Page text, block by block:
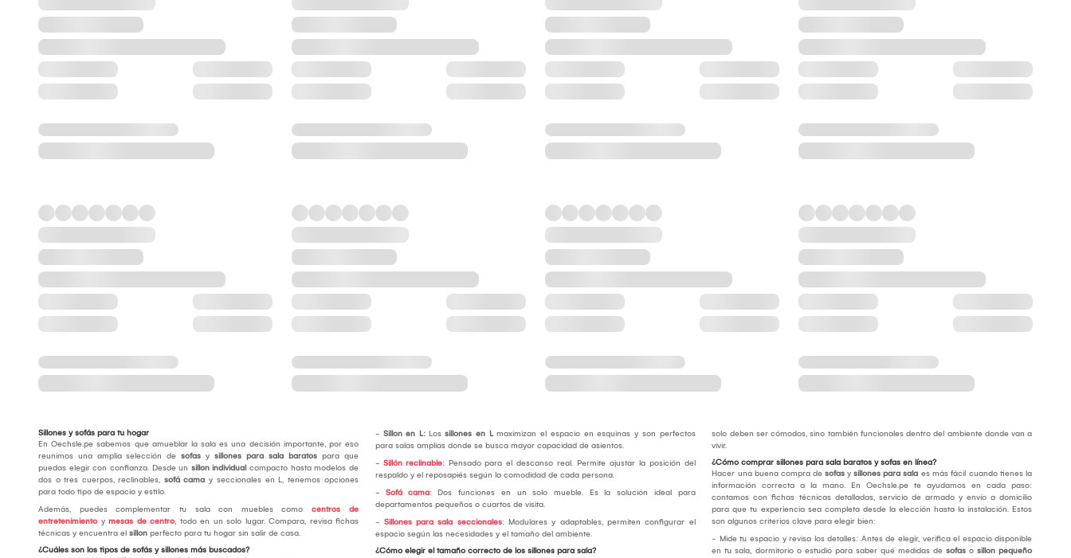
Sillones y sofás para tu hogar
En Oechsle.pe sabemos que amueblar la sala es una decisión importante, por eso
reunimos una amplia selección de sofas y sillones para sala baratos para que
puedas elegir con confianza. Desde un sillon individual compacto hasta modelos de
dos o tres cuerpos, reclinables, sofá cama y seccionales en L, tenemos opciones
para todo tipo de espacio y estilo.
Además, puedes complementar tu sala con muebles como centros de
entretenimiento y mesas de centro, todo en un solo lugar. Compara, revisa fichas
técnicas y encuentra el sillon perfecto para tu hogar sin salir de casa.
¿Cuáles son los tipos de sofás y sillones más buscados?
- Sillon en L:Lossillones en Lmaximizan el espacio en esquinas y son perfectos
para salas amplias donde se busca mayor capacidad de asientos.
- Sillón reclinable: Pensado para el descanso real. Permite ajustar la posición del
respaldo y el reposapiés según la comodidad de cada persona.
- Sofá cama: Dos funciones en un solo mueble. Es la solución ideal para
departamentos pequeños o cuartos de visita.
- Sillones para sala seccionales: Modulares y adaptables, permiten configurar el
espacio según las necesidades y el tamaño del ambiente.
¿Cómo elegir el tamaño correcto de los sillones para sala?
solo deben ser cómodos, sino también funcionales dentro del ambiente donde van a
vivir.
¿Cómo comprar sillones para sala baratos y sofas en línea?
Hacer una buena compra desofas ysillones para sala es más fácil cuando tienes la
información correcta a la mano. En Oechsle.pe te ayudamos en cada paso:
contamos con fichas técnicas detalladas, servicio de armado y envío a domicilio
para que tu experiencia sea completa desde la elección hasta la instalación. Estos
son algunos criterios clave para elegir bien:
- Mide tu espacio y revisa los detalles: Antes de elegir, verifica el espacio disponible
en tu sala, dormitorio o estudio para saber qué medidas desofasosillon pequeño